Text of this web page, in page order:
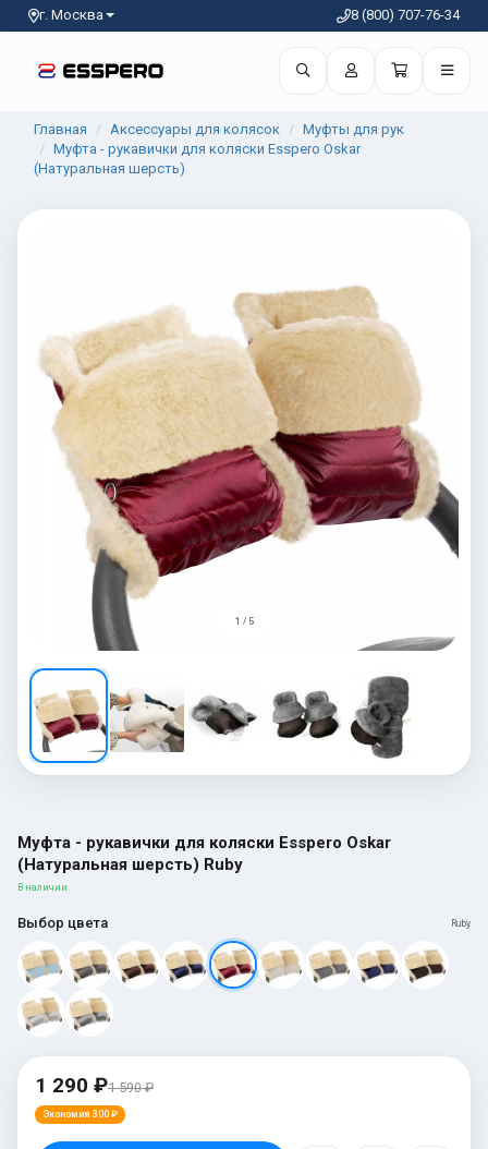
г. Москва 8 (800) 707-76-34
Главная Аксессуары для колясок
Муфты для рук
Муфта - рукавички для коляски Esspero Oskar
(Натуральная шерсть)
1 / 5
Муфта - рукавички для коляски Esspero Oskar
(Натуральная шерсть) Ruby
В наличии
Выбор цвета Ruby
1 290 ₽1 590 ₽
Экономия 300 ₽